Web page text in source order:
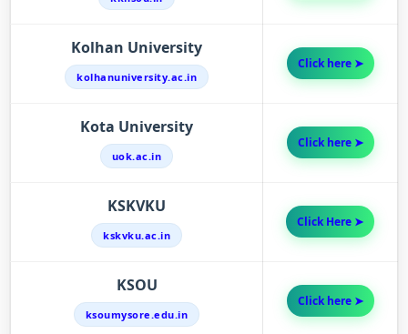
Kolhan University
kolhanuniversity.ac.in
Click here ➤
Kota University
uok.ac.in
Click here ➤
KSKVKU
kskvku.ac.in
Click Here ➤
KSOU
ksoumysore.edu.in
Click here ➤